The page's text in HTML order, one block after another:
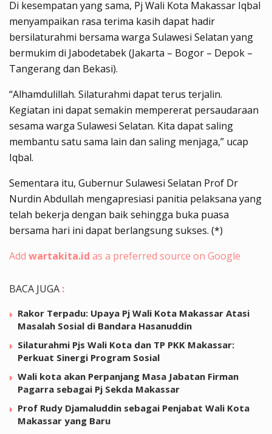
Di kesempatan yang sama, Pj Wali Kota Makassar Iqbal
menyampaikan rasa terima kasih dapat hadir
bersilaturahmi bersama warga Sulawesi Selatan yang
bermukim di Jabodetabek (Jakarta – Bogor – Depok –
Tangerang dan Bekasi).
“Alhamdulillah. Silaturahmi dapat terus terjalin.
Kegiatan ini dapat semakin mempererat persaudaraan
sesama warga Sulawesi Selatan. Kita dapat saling
membantu satu sama lain dan saling menjaga,” ucap
Iqbal.
Sementara itu, Gubernur Sulawesi Selatan Prof Dr
Nurdin Abdullah mengapresiasi panitia pelaksana yang
telah bekerja dengan baik sehingga buka puasa
bersama hari ini dapat berlangsung sukses. (*)
Add wartakita.id as a preferred source on Google
BACA JUGA :
Rakor Terpadu: Upaya Pj Wali Kota Makassar Atasi
Masalah Sosial di Bandara Hasanuddin
Silaturahmi Pjs Wali Kota dan TP PKK Makassar:
Perkuat Sinergi Program Sosial
Wali kota akan Perpanjang Masa Jabatan Firman
Pagarra sebagai Pj Sekda Makassar
Prof Rudy Djamaluddin sebagai Penjabat Wali Kota
Makassar yang Baru